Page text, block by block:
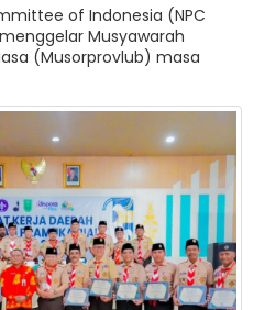
of Indonesia (NPC
Musyawarah
(Musorprovlub) masa